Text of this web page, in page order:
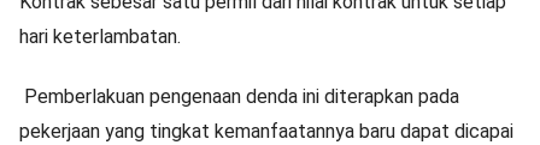
hari keterlambatan.
Pemberlakuan pengenaan denda ini diterapkan pada
pekerjaan yang tingkat kemanfaatannya baru dapat dicapai